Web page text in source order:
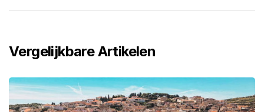
Vergelijkbare Artikelen